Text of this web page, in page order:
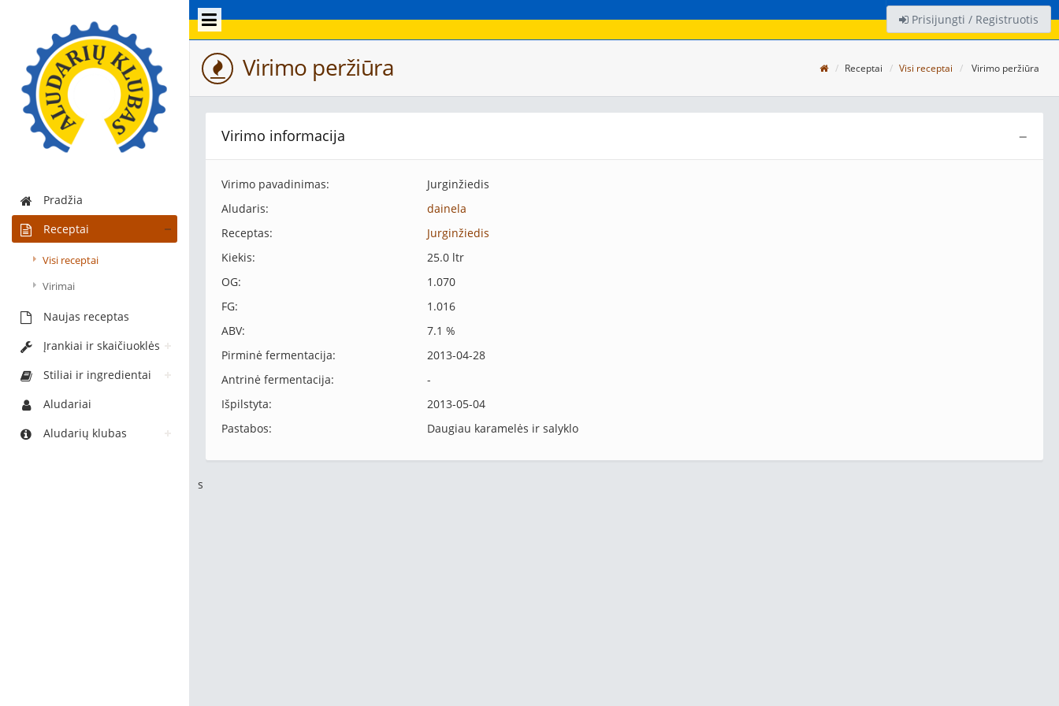
Pradžia
Receptai
Visi receptai
Virimai
Naujas receptas
Įrankiai ir skaičiuoklės
Stiliai ir ingredientai
Aludariai
Aludarių klubas
Prisijungti / Registruotis
Virimo peržiūra Receptai Visi receptai Virimo peržiūra
−
Virimo informacija
Virimo pavadinimas:
Jurginžiedis
Aludaris:
dainela
Receptas:
Jurginžiedis
Kiekis:
25.0 ltr
OG:
1.070
FG:
1.016
ABV:
7.1 %
Pirminė fermentacija:
2013-04-28
Antrinė fermentacija:
-
Išpilstyta:
2013-05-04
Pastabos:
Daugiau karamelės ir salyklo
s